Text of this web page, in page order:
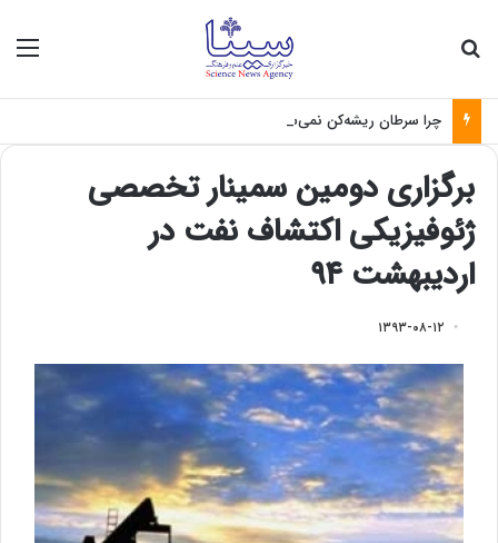
چرا سرطان ریشه‌کن نمی‌شود؟
برگزاری دومین سمینار تخصصی
ژئوفیزیکی اکتشاف نفت در
اردیبهشت ۹۴
۱۳۹۳-۰۸-۱۲